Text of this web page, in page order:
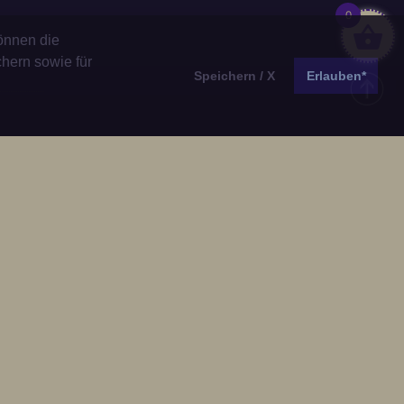
0
die
sowie für
Speichern / X Erlauben*